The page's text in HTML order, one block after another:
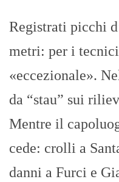
Registrati picchi
metri: per i
«eccezionale».
da “stau” sui
Mentre il
cede: crolli a
danni a Furci e